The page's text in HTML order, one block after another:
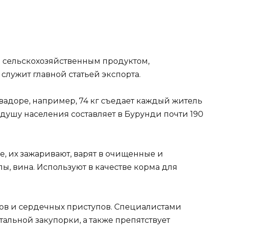
продуктом,
главной статьей экспорта.
например, 74 кг съедает каждый житель
населения составляет в Бурунди почти 190
их зажаривают, варят в очищенные и
вина. Используют в качестве корма для
и сердечных приступов. Специалистами
закупорки, а также препятствует